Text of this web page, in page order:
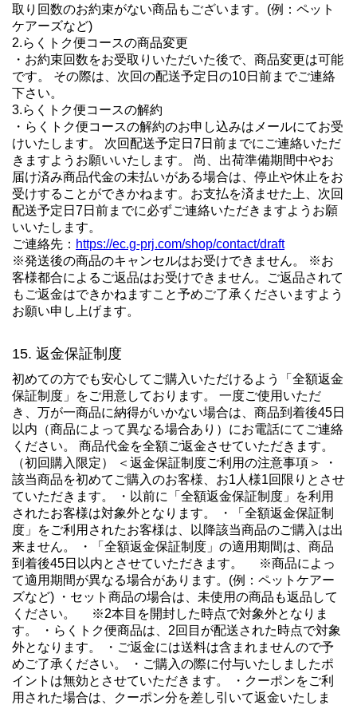
取り回数のお約束がない商品もございます。(例：ペット
ケアーズなど)
2.らくトク便コースの商品変更
・お約束回数をお受取りいただいた後で、商品変更は可能
です。 その際は、次回の配送予定日の10日前までご連絡
下さい。
3.らくトク便コースの解約
・らくトク便コースの解約のお申し込みはメールにてお受
けいたします。 次回配送予定日7日前までにご連絡いただ
きますようお願いいたします。 尚、出荷準備期間中やお
届け済み商品代金の未払いがある場合は、停止や休止をお
受けすることができかねます。お支払を済ませた上、次回
配送予定日7日前までに必ずご連絡いただきますようお願
いいたします。
ご連絡先： https://ec.g-prj.com/shop/contact/draft
※発送後の商品のキャンセルはお受けできません。 ※お
客様都合によるご返品はお受けできません。ご返品されて
もご返金はできかねますこと予めご了承くださいますよう
お願い申し上げます。
返金保証制度
初めての方でも安心してご購入いただけるよう「全額返金
保証制度」をご用意しております。 一度ご使用いただ
き、万が一商品に納得がいかない場合は、商品到着後45日
以内（商品によって異なる場合あり）にお電話にてご連絡
ください。 商品代金を全額ご返金させていただきます。
（初回購入限定） ＜返金保証制度ご利用の注意事項＞ ・
該当商品を初めてご購入のお客様、お1人様1回限りとさせ
ていただきます。 ・以前に「全額返金保証制度」を利用
されたお客様は対象外となります。 ・「全額返金保証制
度」をご利用されたお客様は、以降該当商品のご購入は出
来ません。 ・「全額返金保証制度」の適用期間は、商品
到着後45日以内とさせていただきます。 ※商品によっ
て適用期間が異なる場合があります。(例：ペットケアー
ズなど) ・セット商品の場合は、未使用の商品も返品して
ください。 ※2本目を開封した時点で対象外となりま
す。 ・らくトク便商品は、2回目が配送された時点で対象
外となります。 ・ご返金には送料は含まれませんので予
めご了承ください。 ・ご購入の際に付与いたしましたポ
イントは無効とさせていただきます。 ・クーポンをご利
用された場合は、クーポン分を差し引いて返金いたしま